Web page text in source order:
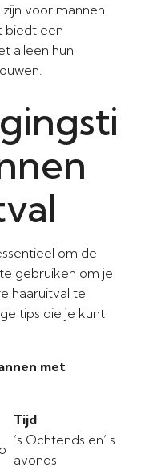
voor mannen
biedt een
alleen hun
om de
gebruiken om je
haaruitval te
tips die je kunt
met
Tijd
’s Ochtends en’ s
avonds